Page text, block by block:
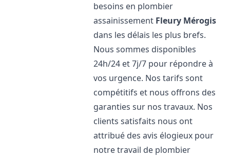
besoins en plombier
assainissement Fleury Mérogis
dans les délais les plus brefs.
Nous sommes disponibles
24h/24 et 7j/7 pour répondre à
vos urgence. Nos tarifs sont
compétitifs et nous offrons des
garanties sur nos travaux. Nos
clients satisfaits nous ont
attribué des avis élogieux pour
notre travail de plombier